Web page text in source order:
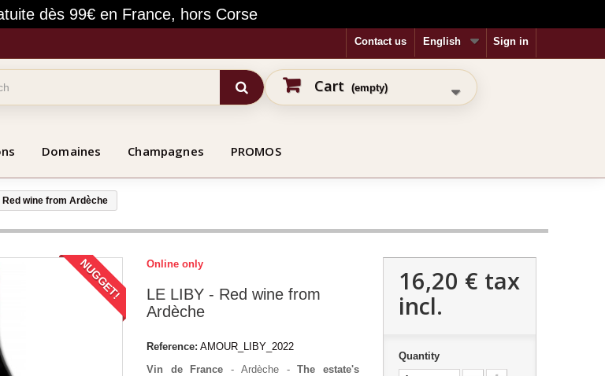
dès 99€ en France, hors Corse
Sign in
English
Contact us
Cart (empty)
Domaines Champagnes PROMOS
Red wine from Ardèche
NUGGET! Online only
LE LIBY - Red wine from
Ardèche
Reference: AMOUR_LIBY_2022
Vin de France - Ardèche -The estate's
16,20 € tax
incl.
Quantity